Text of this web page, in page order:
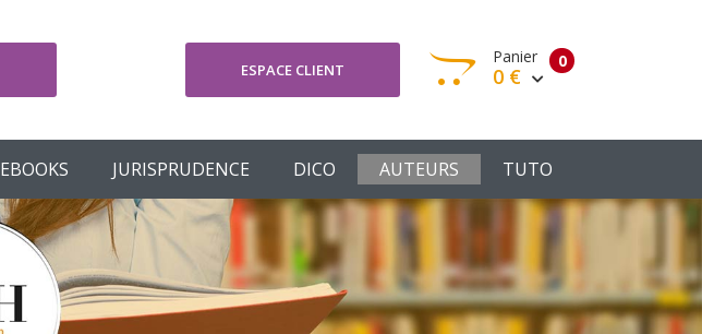
ESPACE CLIENT 0
Panier
0 €
Votre panier est vide
Votre Panier Commander
EBOOKS JURISPRUDENCE DICO AUTEURS TUTO